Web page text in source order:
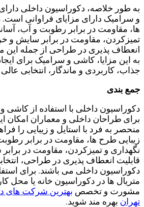
به طور خلاصه، دکوراسیون داخلی
و سرامیک دارای مزایای فراوانی است.
ها، مقاومت در برابر رطوبت و آب،
تمیزکردن، مقاومت در برابر سایش و
انعطاف ‌پذیری در طراحی از جمله این
به این مزایا، کاشی و سرامیک برای
جذاب، کاربردی و ماندگار، انتخابی
جمع بندی
دکوراسیون داخلی با استفاده از کاشی
برای طراحان داخلی و معماران امکان
منحصر به فرد با استایل و زیبایی را
زیبایی طرح‌ ها، مقاومت در برابر
نگهداری و تمیزکردن، مقاومت در
قابلیت انعطاف ‌پذیری در طراحی،
دکوراسیون داخلی می ‌باشند. برای
متریال ها در دکوراسیون خانه یا محل
مشورت و تخصص بهترین شرکت های
تهران بهره مند شوید.